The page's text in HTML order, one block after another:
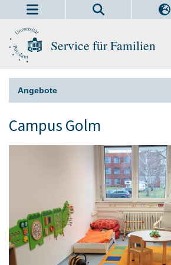
Service für Familien
Angebote
Campus Golm